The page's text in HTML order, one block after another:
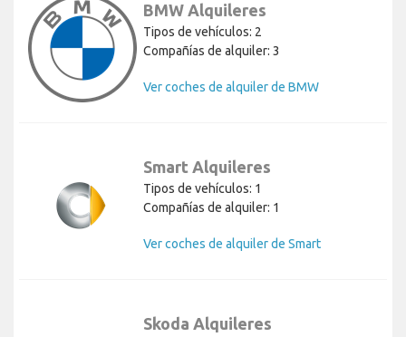
BMW Alquileres
Tipos de vehículos: 2
Compañías de alquiler: 3
Ver coches de alquiler de BMW
Smart Alquileres
Tipos de vehículos: 1
Compañías de alquiler: 1
Ver coches de alquiler de Smart
Skoda Alquileres